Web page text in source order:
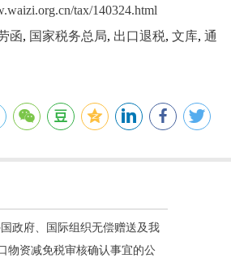
tax/140324.html
函, 国家税务总局, 出口退税,文库,通
国政府、国际组织无偿赠送及我
物资减免税审核确认事宜的公